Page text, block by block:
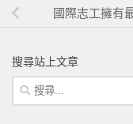
國際志工擁有
搜尋站上文章
搜
尋